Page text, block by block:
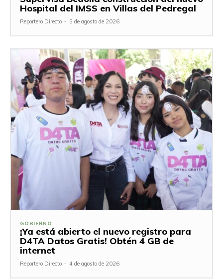
Hospital del IMSS en Villas del Pedregal
Reportero Directo - 5 de agosto de 2026
GOBIERNO
¡Ya está abierto el nuevo registro para
D4TA Datos Gratis! Obtén 4 GB de
internet
Reportero Directo - 4 de agosto de 2026